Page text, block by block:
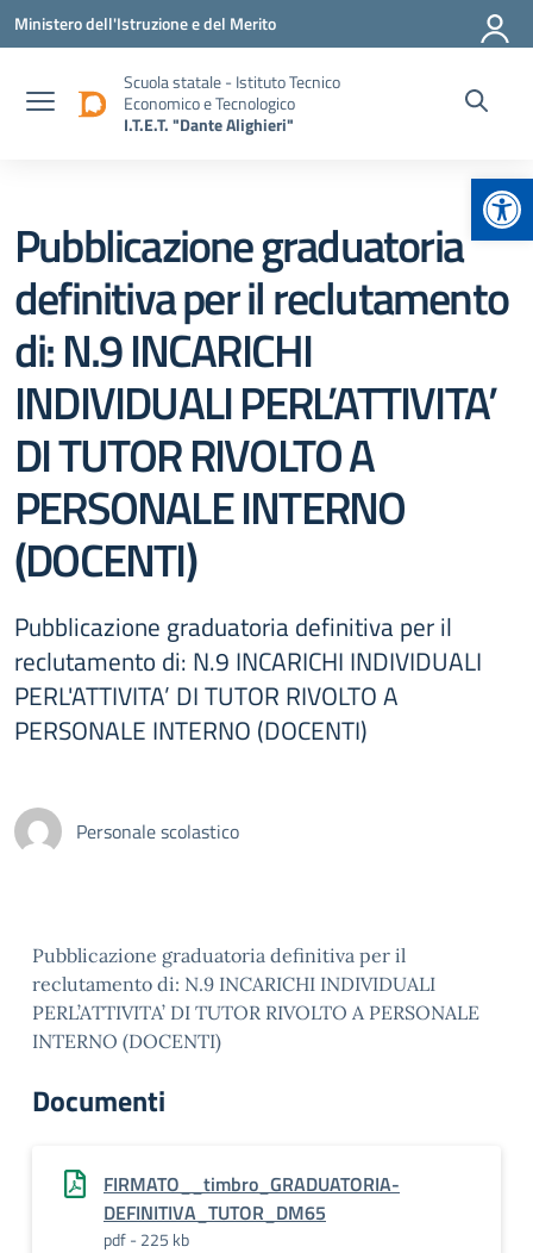
Vai ai contenuti
Vai al menu di navigazione
Vai al footer
Ministero dell'Istruzione e del Merito
Scuola statale - Istituto Tecnico
Economico e Tecnologico
I.T.E.T. "Dante Alighieri"
Pubblicazione graduatoria
definitiva per il reclutamento
di: N.9 INCARICHI
INDIVIDUALI PERL’ATTIVITA’
DI TUTOR RIVOLTO A
PERSONALE INTERNO
(DOCENTI)
Pubblicazione graduatoria definitiva per il
reclutamento di: N.9 INCARICHI INDIVIDUALI
PERL'ATTIVITA’ DI TUTOR RIVOLTO A
PERSONALE INTERNO (DOCENTI)
Personale scolastico
Pubblicazione graduatoria definitiva per il
reclutamento di: N.9 INCARICHI INDIVIDUALI
PERL’ATTIVITA’ DI TUTOR RIVOLTO A PERSONALE
INTERNO (DOCENTI)
Documenti
FIRMATO__timbro_GRADUATORIA-
DEFINITIVA_TUTOR_DM65
pdf - 225 kb